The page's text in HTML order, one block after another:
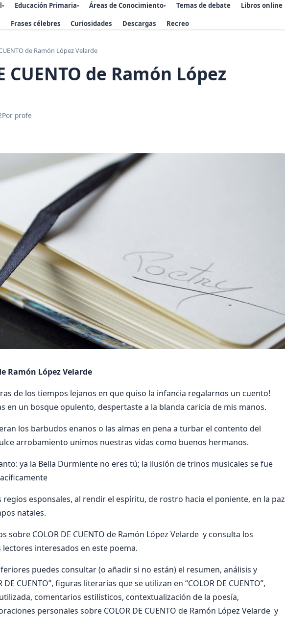
▾ Educación Primaria▾ Áreas de Conocimiento▾ Temas de debate Libros online
Frases célebres Curiosidades Descargas Recreo
de Ramón López Velarde
CUENTO de Ramón López
Por profe
Ramón López Velarde
de los tiempos lejanos en que quiso la infancia regalarnos un cuento!
en un bosque opulento, despertaste a la blanda caricia de mis manos.
los barbudos enanos o las almas en pena a turbar el contento del
arrobamiento unimos nuestras vidas como buenos hermanos.
ya la Bella Durmiente no eres tú; la ilusión de trinos musicales se fue
esponsales, al rendir el espíritu, de rostro hacia el poniente, en la paz
natales.
sobre COLOR DE CUENTO de Ramón López Velarde y consulta los
interesados en este poema.
puedes consultar (o añadir si no están) el resumen, análisis y
CUENTO”, figuras literarias que se utilizan en “COLOR DE CUENTO”,
comentarios estilísticos, contextualización de la poesía,
personales sobre COLOR DE CUENTO de Ramón López Velarde y